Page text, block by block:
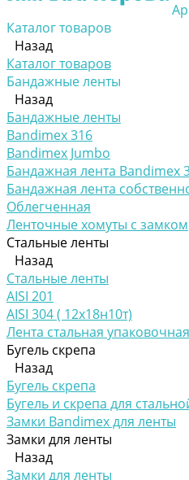
Каталог товаров
Назад
Каталог товаров
Бандажные ленты
Назад
Бандажные ленты
Bandimex 316
Bandimex Jumbo
Бандажная лента Bandimex
Бандажная лента
Облегченная
Ленточные хомуты с замком
Стальные ленты
Назад
Стальные ленты
AISI 201
AISI 304 ( 12х18н10т)
Лента стальная упаковочная
Бугель скрепа
Назад
Бугель скрепа
Бугель и скрепа для
Замки Bandimex для ленты
Замки для ленты
Назад
Замки для ленты